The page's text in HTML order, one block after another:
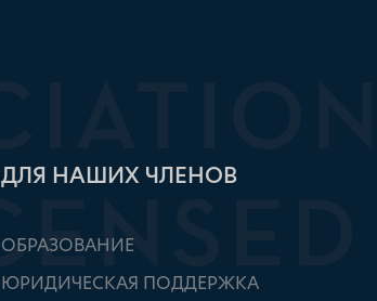
ДЛЯ НАШИХ ЧЛЕНОВ
ОБРАЗОВАНИЕ
ЮРИДИЧЕСКАЯ ПОДДЕРЖКА